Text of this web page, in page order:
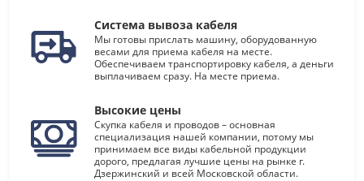
Система вывоза кабеля
Мы готовы прислать машину, оборудованную
весами для приема кабеля на месте.
Обеспечиваем транспортировку кабеля, а деньги
выплачиваем сразу. На месте приема.
Высокие цены
Скупка кабеля и проводов – основная
специализация нашей компании, потому мы
принимаем все виды кабельной продукции
дорого, предлагая лучшие цены на рынке г.
Дзержинский и всей Московской области.